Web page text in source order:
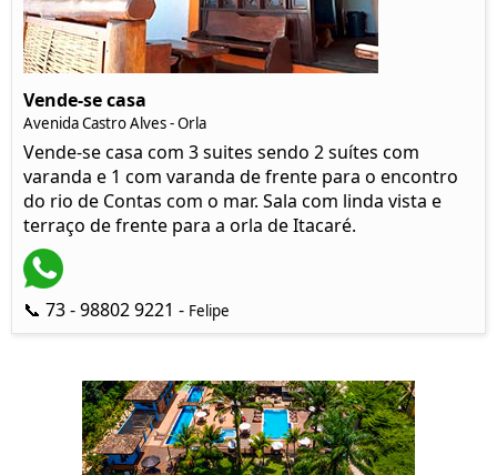
Vende-se casa
Avenida Castro Alves - Orla
Vende-se casa com 3 suites sendo 2 suítes com
varanda e 1 com varanda de frente para o encontro
do rio de Contas com o mar. Sala com linda vista e
terraço de frente para a orla de Itacaré.
📞 73 - 98802 9221 - Felipe